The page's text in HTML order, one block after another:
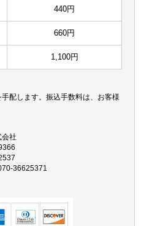
440円
660円
1,100円
手配します。振込手数料は、お客様
社
36625371